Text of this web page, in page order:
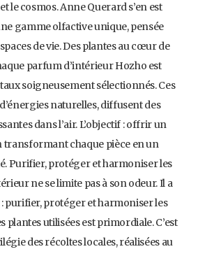
le cosmos. Anne Querard s’en est
gamme olfactive unique, pensée
de vie. Des plantes au cœur de
parfum d’intérieur Hozho est
soigneusement sélectionnés. Ces
naturelles, diffusent des
dans l’air. L’objectif : offrir un
chaque pièce en un
Purifier, protéger et harmoniser les
ne se limite pas à son odeur. Il a
purifier, protéger et harmoniser les
plantes utilisées est primordiale. C’est
des récoltes locales, réalisées au